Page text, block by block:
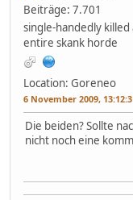
Beiträge: 7.701
single-handedly killed
entire skank horde
Location: Goreneo
6 November 2009,
Die beiden? Sollte
nicht noch eine